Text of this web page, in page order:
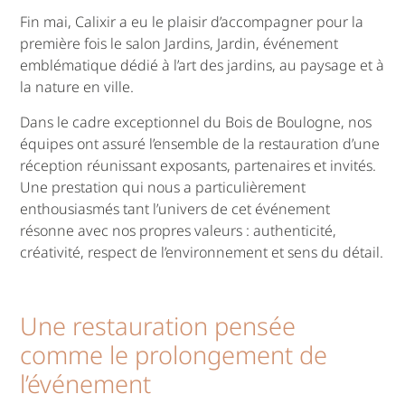
Fin mai, Calixir a eu le plaisir d’accompagner pour la
première fois le salon Jardins, Jardin, événement
emblématique dédié à l’art des jardins, au paysage et à
la nature en ville.
Dans le cadre exceptionnel du Bois de Boulogne, nos
équipes ont assuré l’ensemble de la restauration d’une
réception réunissant exposants, partenaires et invités.
Une prestation qui nous a particulièrement
enthousiasmés tant l’univers de cet événement
résonne avec nos propres valeurs : authenticité,
créativité, respect de l’environnement et sens du détail.
Une restauration pensée
comme le prolongement de
l’événement